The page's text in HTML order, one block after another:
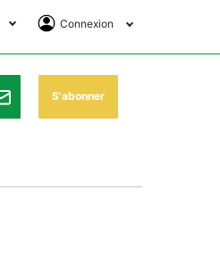
Connexion
Se Connecter
AbonnementS'abonner